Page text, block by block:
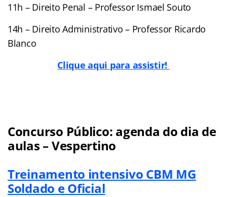
11h – Direito Penal – Professor Ismael Souto
14h – Direito Administrativo – Professor Ricardo
Blanco
Clique aqui para assistir!
Concurso Público: agenda do dia de
aulas – Vespertino
Treinamento intensivo CBM MG
Soldado e Oficial